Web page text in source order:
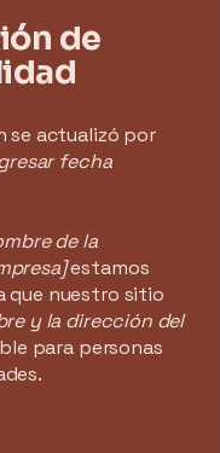
de
se actualizó por
fecha
de la
estamos
que nuestro sitio
y la dirección del
para personas